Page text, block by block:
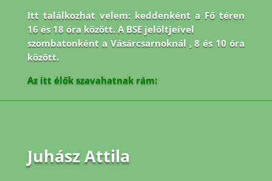
Itt találkozhat velem: keddenként a Fő téren
16 és 18 óra között. A BSE jelöltjeivel
szombatonként a Vásárcsarnoknál , 8 és 10 óra
között.
Az itt élők szavahatnak rám:
Juhász Attila